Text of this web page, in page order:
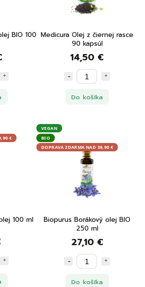
BIO 100 Medicura Olej z čiernej rasce
90 kapsúl
14,50 €
Do košíka
€
100 ml
VEGAN
BIO
DOPRAVA ZDARMA NAD 39,90 €
Biopurus Borákový olej BIO
250 ml
27,10 €
Do košíka